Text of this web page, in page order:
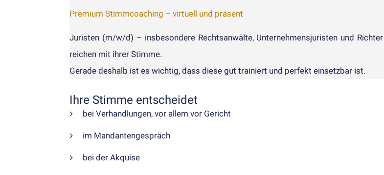
Premium Stimmcoaching – virtuell und präsent
Juristen (m/w/d) – ins­besondere Rechts­­anwälte, Unter­­nehmens­­juristen und
reichen mit ihrer Stimme.
Gerade deshalb ist es wichtig, dass diese gut trainiert und perfekt ein­setz­bar ist.
Ihre Stimme entscheidet
bei Verhandlungen, vor allem vor Gericht
im Mandantengespräch
bei der Akquise